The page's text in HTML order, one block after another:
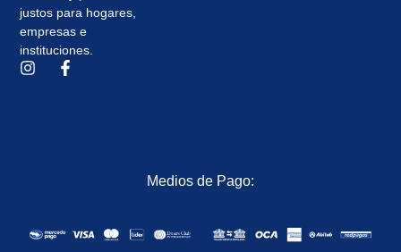
justos para hogares,
empresas e
instituciones.
Medios de Pago: